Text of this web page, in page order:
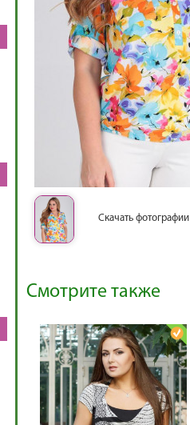
Скачать фотографии
Смотрите также